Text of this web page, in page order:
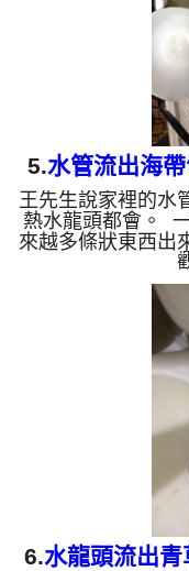
5.水管流出海
王先生說家裡的水
熱水龍頭都會。
來越多條狀東西出
面陳積多年的管
的顏色慢慢變成透
乾淨的清水。 清
把檸檬酸打入水
化，透過空氣與水
把生物膜、淤泥
一洗發現水龍頭出
6.水龍頭流出